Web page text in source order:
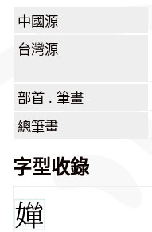
中國源
台灣源
部首 . 筆畫
總筆畫
字型收錄